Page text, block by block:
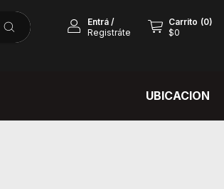
Entrá/
Registráte
Carrito (0)
$0
UBICACION